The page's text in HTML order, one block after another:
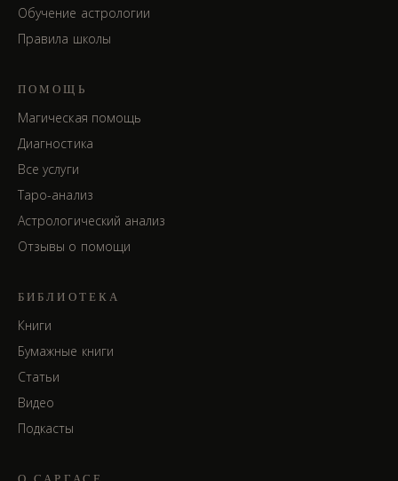
Обучение астрологии
Правила школы
ПОМОЩЬ
Магическая помощь
Диагностика
Все услуги
Таро-анализ
Астрологический анализ
Отзывы о помощи
БИБЛИОТЕКА
Книги
Бумажные книги
Статьи
Видео
Подкасты